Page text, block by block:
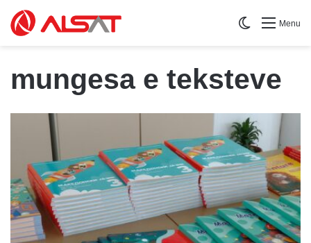
Menu
Switch skin
mungesa e teksteve